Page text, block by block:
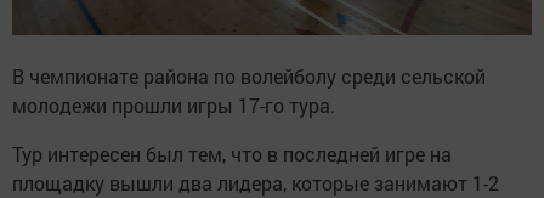
В чемпионате района по волейболу среди сельской
молодежи прошли игры 17-го тура.
Тур интересен был тем, что в последней игре на
площадку вышли два лидера, которые занимают 1-2